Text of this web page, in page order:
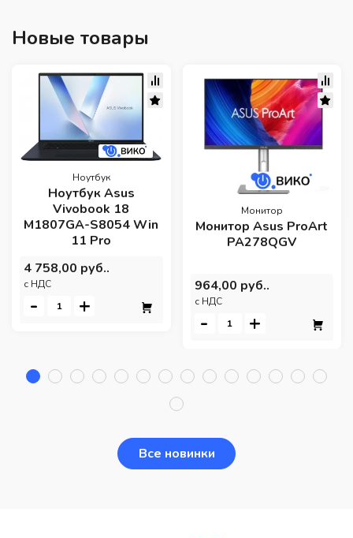
Новые товары
Ноутбук
Ноутбук Asus
Vivobook 18
M1807GA-S8054 Win
11 Pro
4 758,00 руб..
c НДС
- +
Монитор
Монитор Asus ProArt
PA278QGV
964,00 руб..
c НДС
- +
Все новинки